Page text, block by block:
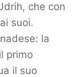
che con
suoi.
la
primo
il suo